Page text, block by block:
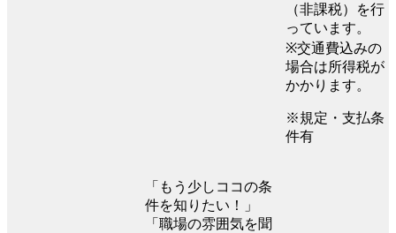
（非課税）を行
っています。
※交通費込みの
場合は所得税が
かかります。
※規定・支払条
件有
「もう少しココの条
件を知りたい！」
「職場の雰囲気を聞